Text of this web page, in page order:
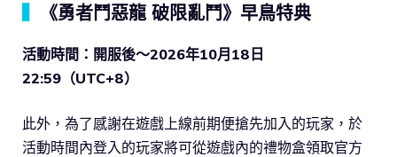
《勇者鬥惡龍 破限亂鬥》早鳥特典
活動時間：開服後～2026年10月18日
22:59（UTC+8）
此外，為了感謝在遊戲上線前期便搶先加入的玩家，於
活動時間內登入的玩家將可從遊戲內的禮物盒領取官方